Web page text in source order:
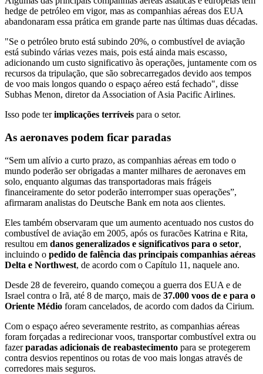
hedge de petróleo em vigor, mas as companhias aéreas dos EUA
abandonaram essa prática em grande parte nas últimas duas décadas.
"Se o petróleo bruto está subindo 20%, o combustível de aviação
está subindo várias vezes mais, pois está ainda mais escasso,
adicionando um custo significativo às operações, juntamente com os
recursos da tripulação, que são sobrecarregados devido aos tempos
de voo mais longos quando o espaço aéreo está fechado", disse
Subhas Menon, diretor da Association of Asia Pacific Airlines.
Isso pode terimplicações terríveis para o setor.
As aeronaves podem ficar paradas
“Sem um alívio a curto prazo, as companhias aéreas em todo o
mundo poderão ser obrigadas a manter milhares de aeronaves em
solo, enquanto algumas das transportadoras mais frágeis
financeiramente do setor poderão interromper suas operações”,
afirmaram analistas do Deutsche Bank em nota aos clientes.
Eles também observaram que um aumento acentuado nos custos do
combustível de aviação em 2005, após os furacões Katrina e Rita,
resultou em danos generalizados e significativos para o setor,
incluindo o pedido de falência das principais companhias aéreas
Delta e Northwest, de acordo com o Capítulo 11, naquele ano.
Desde 28 de fevereiro, quando começou a guerra dos EUA e de
Israel contra o Irã, até 8 de março, mais de 37.000 voos de e para o
Oriente Médio foram cancelados, de acordo com dados da Cirium.
Com o espaço aéreo severamente restrito, as companhias aéreas
foram forçadas a redirecionar voos, transportar combustível extra ou
fazerparadas adicionais de reabastecimento para se protegerem
contra desvios repentinos ou rotas de voo mais longas através de
corredores mais seguros.